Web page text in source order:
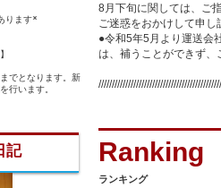
8月下旬に関しては、ご
ご迷惑をおかけして申し
●令和5年5月より運送会
は、補うことができず、
ランキング
ります*
でとなります。新
行います。
記